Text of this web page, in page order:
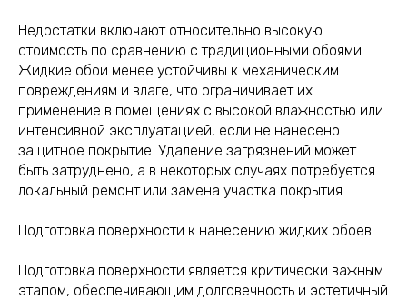
Недостатки включают относительно высокую
стоимость по сравнению с традиционными обоями.
Жидкие обои менее устойчивы к механическим
повреждениям и влаге, что ограничивает их
применение в помещениях с высокой влажностью или
интенсивной эксплуатацией, если не нанесено
защитное покрытие. Удаление загрязнений может
быть затруднено, а в некоторых случаях потребуется
локальный ремонт или замена участка покрытия.
Подготовка поверхности к нанесению жидких обоев
Подготовка поверхности является критически важным
этапом, обеспечивающим долговечность и эстетичный